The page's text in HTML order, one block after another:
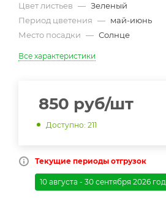
Цвет листьев — Зеленый
Период цветения — май-июнь
Место посадки — Солнце
Все характеристики
850 руб/шт
Доступно: 211
Текущие периоды отгрузок
10 августа - 30 сентября 2026 год